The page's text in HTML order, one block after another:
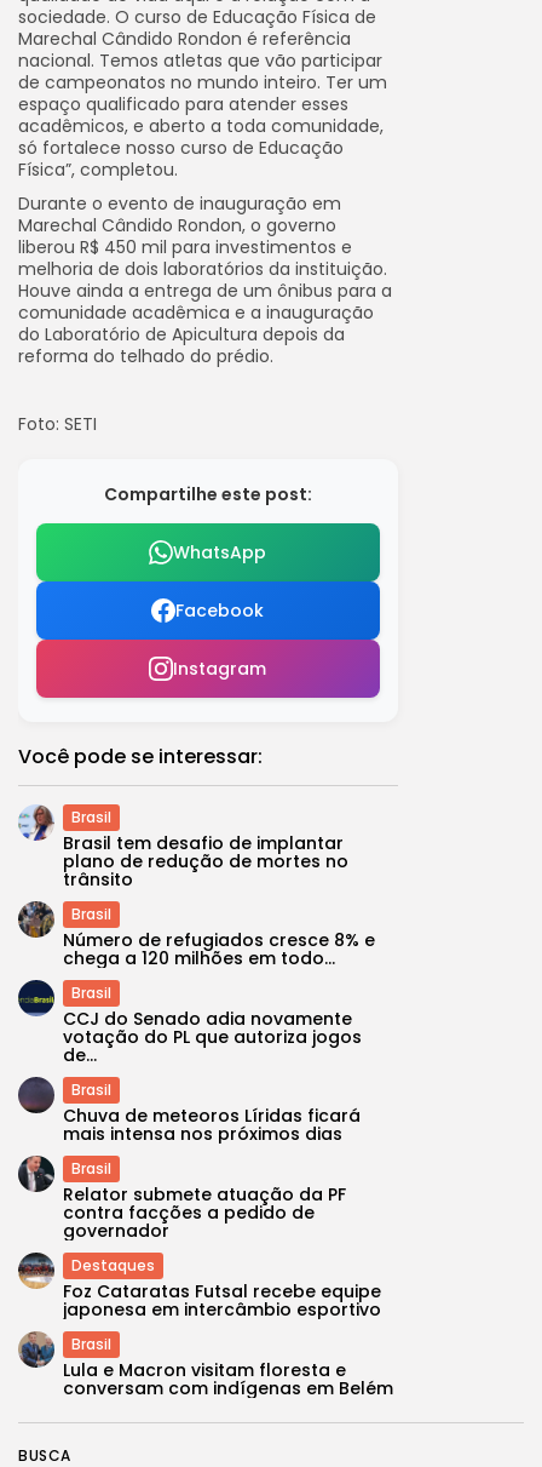
BUSCA
sociedade. O curso de Educação Física de
Marechal Cândido Rondon é referência
nacional. Temos atletas que vão participar
de campeonatos no mundo inteiro. Ter um
espaço qualificado para atender esses
acadêmicos, e aberto a toda comunidade,
só fortalece nosso curso de Educação
Física”, completou.
Durante o evento de inauguração em
Marechal Cândido Rondon, o governo
liberou R$ 450 mil para investimentos e
melhoria de dois laboratórios da instituição.
Houve ainda a entrega de um ônibus para a
comunidade acadêmica e a inauguração
do Laboratório de Apicultura depois da
reforma do telhado do prédio.
Foto: SETI
Compartilhe este post:
WhatsApp
Facebook
Instagram
Você pode se interessar:
Brasil
Brasil tem desafio de implantar
plano de redução de mortes no
trânsito
Brasil
Número de refugiados cresce 8% e
chega a 120 milhões em todo...
Brasil
CCJ do Senado adia novamente
votação do PL que autoriza jogos
de...
Brasil
Chuva de meteoros Líridas ficará
mais intensa nos próximos dias
Brasil
Relator submete atuação da PF
contra facções a pedido de
governador
Destaques
Foz Cataratas Futsal recebe equipe
japonesa em intercâmbio esportivo
Brasil
Lula e Macron visitam floresta e
conversam com indígenas em Belém